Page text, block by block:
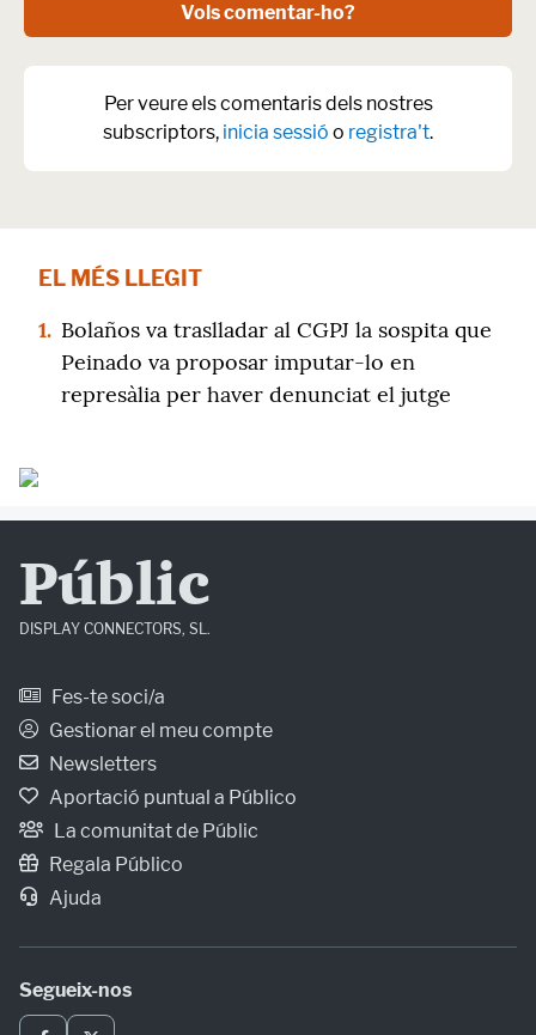
Vols comentar-ho?
Per veure els comentaris dels nostres
subscriptors, inicia sessió o registra't.
EL MÉS LLEGIT
1. Bolaños va traslladar al CGPJ la sospita que
Peinado va proposar imputar-lo en
represàlia per haver denunciat el jutge
Públic
DISPLAY CONNECTORS, SL.
Fes-te soci/a
Gestionar el meu compte
Newsletters
Aportació puntual a Público
La comunitat de Públic
Regala Público
Ajuda
Segueix-nos